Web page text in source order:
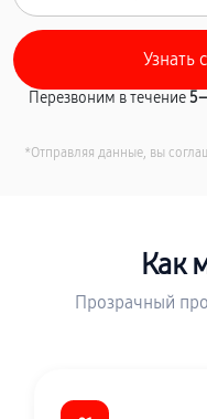
Перезвоним в течение
*Отправляя данные, вы
Как
Прозрачный